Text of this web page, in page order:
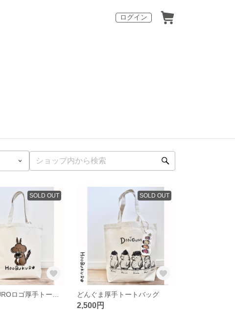
ログイン
SOLD OUT SOLD OUT
どんぐま厚手トートバッグ
2,500円